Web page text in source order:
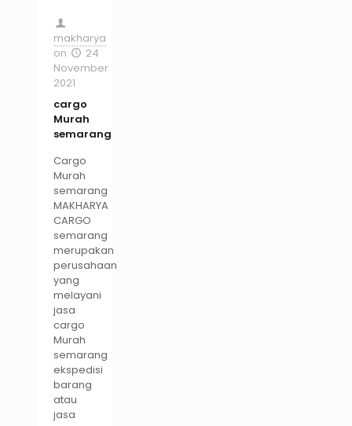
makharya
on
24
November
2021
cargo
Murah
semarang
Cargo
Murah
semarang
MAKHARYA
CARGO
semarang
merupakan
perusahaan
yang
melayani
jasa
cargo
Murah
semarang
ekspedisi
barang
atau
jasa